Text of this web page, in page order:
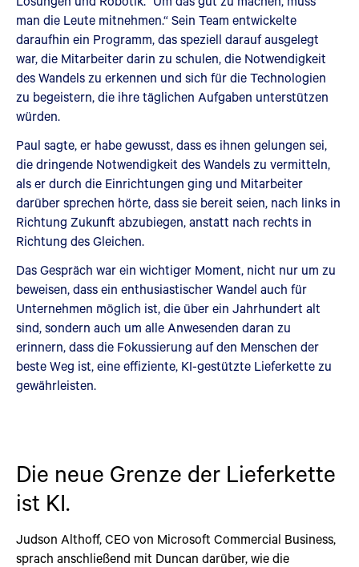
man die Leute mitnehmen.“ Sein Team entwickelte
daraufhin ein Programm, das speziell darauf ausgelegt
war, die Mitarbeiter darin zu schulen, die Notwendigkeit
des Wandels zu erkennen und sich für die Technologien
zu begeistern, die ihre täglichen Aufgaben unterstützen
würden.
Paul sagte, er habe gewusst, dass es ihnen gelungen sei,
die dringende Notwendigkeit des Wandels zu vermitteln,
als er durch die Einrichtungen ging und Mitarbeiter
darüber sprechen hörte, dass sie bereit seien, nach links in
Richtung Zukunft abzubiegen, anstatt nach rechts in
Richtung des Gleichen.
Das Gespräch war ein wichtiger Moment, nicht nur um zu
beweisen, dass ein enthusiastischer Wandel auch für
Unternehmen möglich ist, die über ein Jahrhundert alt
sind, sondern auch um alle Anwesenden daran zu
erinnern, dass die Fokussierung auf den Menschen der
beste Weg ist, eine effiziente, KI-gestützte Lieferkette zu
gewährleisten.
Die neue Grenze der Lieferkette
ist KI.
Judson Althoff, CEO von Microsoft Commercial Business,
sprach anschließend mit Duncan darüber, wie die